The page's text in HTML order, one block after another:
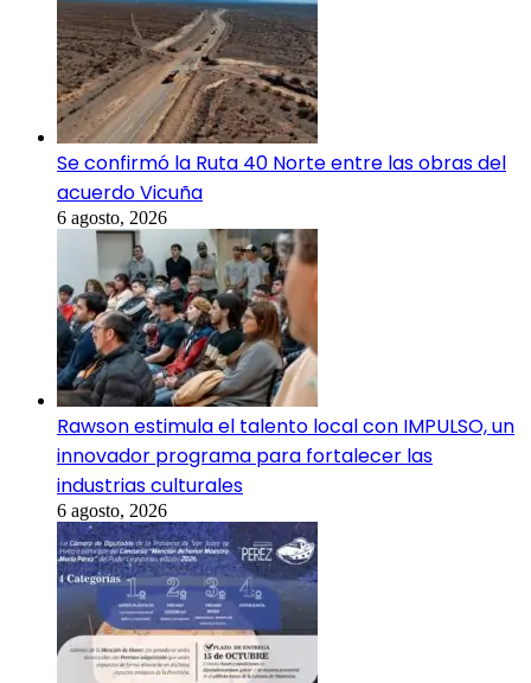
Se confirmó la Ruta 40 Norte entre las obras del
acuerdo Vicuña
6 agosto, 2026
Rawson estimula el talento local con IMPULSO, un
innovador programa para fortalecer las
industrias culturales
6 agosto, 2026